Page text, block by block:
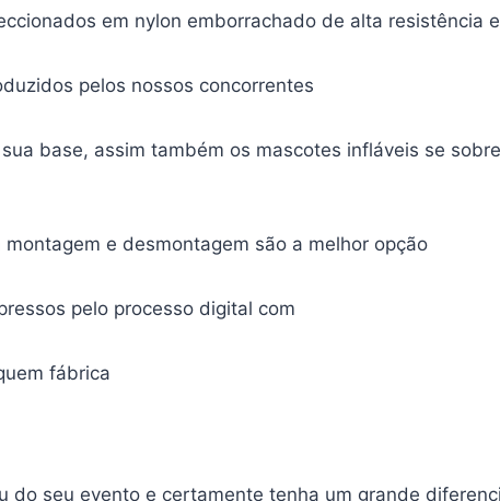
em nylon emborrachado de alta resistência e
pelos nossos concorrentes
base, assim também os mascotes infláveis se
e desmontagem são a melhor opção
pelo processo digital com
fábrica
do seu evento e certamente tenha um grande